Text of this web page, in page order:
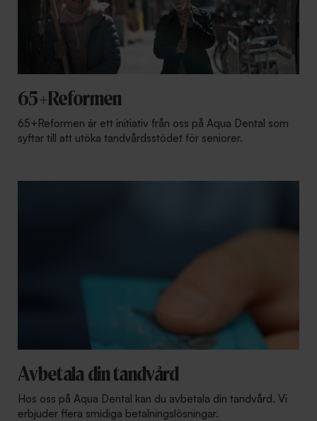
65+Reformen
65+Reformen är ett initiativ från oss på Aqua Dental som
syftar till att utöka tandvårdsstödet för seniorer.
Avbetala din tandvård
Hos oss på Aqua Dental kan du avbetala din tandvård. Vi
erbjuder flera smidiga betalningslösningar.